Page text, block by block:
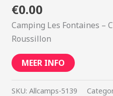
€0.00
Camping Les Fontaines –
Roussillon
MEER INFO
SKU: Allcamps-5139